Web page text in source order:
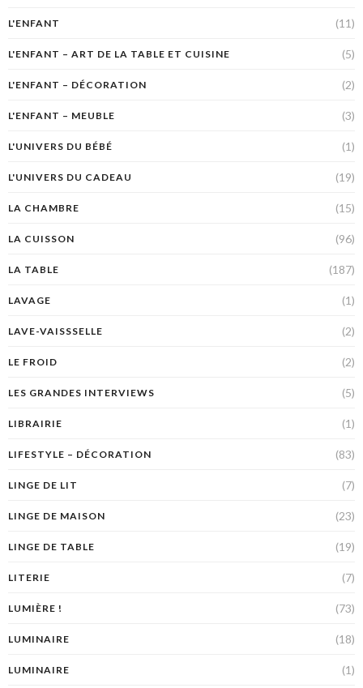
L'ENFANT (11)
L'ENFANT – ART DE LA TABLE ET CUISINE (5)
L'ENFANT – DÉCORATION (2)
L'ENFANT – MEUBLE (3)
L'UNIVERS DU BÉBÉ (1)
L'UNIVERS DU CADEAU (19)
LA CHAMBRE (15)
LA CUISSON (96)
LA TABLE (187)
LAVAGE (1)
LAVE-VAISSSELLE (2)
LE FROID (2)
LES GRANDES INTERVIEWS (5)
LIBRAIRIE (1)
LIFESTYLE – DÉCORATION (83)
LINGE DE LIT (7)
LINGE DE MAISON (23)
LINGE DE TABLE (19)
LITERIE (7)
LUMIÈRE ! (73)
LUMINAIRE (18)
LUMINAIRE (1)